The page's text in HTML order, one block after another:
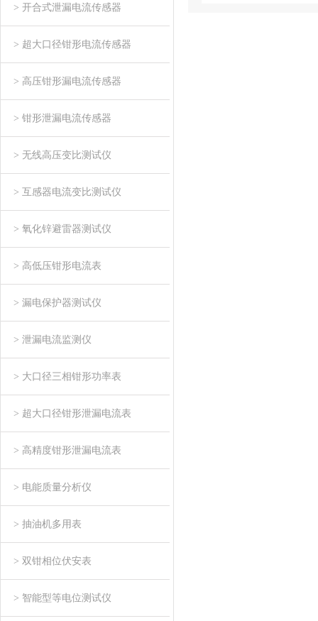
> 开合式泄漏电流传感器
> 超大口径钳形电流传感器
> 高压钳形漏电流传感器
> 钳形泄漏电流传感器
> 无线高压变比测试仪
> 互感器电流变比测试仪
> 氧化锌避雷器测试仪
> 高低压钳形电流表
> 漏电保护器测试仪
> 泄漏电流监测仪
> 大口径三相钳形功率表
> 超大口径钳形泄漏电流表
> 高精度钳形泄漏电流表
> 电能质量分析仪
> 抽油机多用表
> 双钳相位伏安表
> 智能型等电位测试仪